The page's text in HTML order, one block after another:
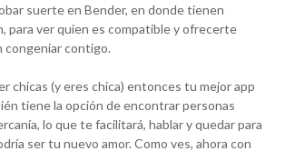
suerte en Bender, en donde tienen
para ver quien es compatible y ofrecerte
congeniar contigo.
chicas (y eres chica) entonces tu mejor app
tiene la opción de encontrar personas
lo que te facilitará, hablar y quedar para
ser tu nuevo amor. Como ves, ahora con